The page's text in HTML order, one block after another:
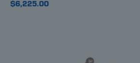
$6,225.00